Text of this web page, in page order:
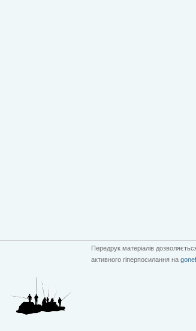
Передрук матеріалів
активного гіперпосилання на